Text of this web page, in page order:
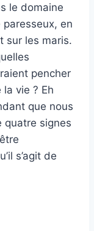
le domaine
en
sur les maris.
pencher
vie ? Eh
que nous
quatre signes
s’agit de